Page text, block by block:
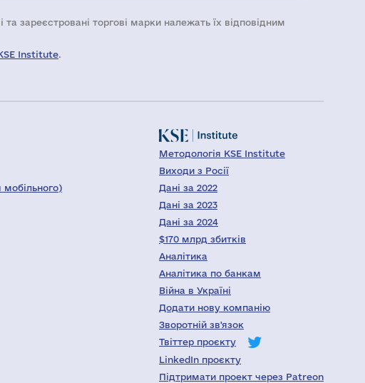
зареєстровані торгові марки належать їх відповідним
Institute.
мобільного)
Методологія KSE Institute
Виходи з Росії
Дані за 2022
Дані за 2023
Дані за 2024
$170 млрд збитків
Аналітика
Аналітика по банкам
Війна в Україні
Додати нову компанію
Зворотній зв'язок
Твіттер проєкту
LinkedIn проєкту
Підтримати проект через Patreon